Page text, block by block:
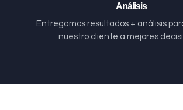
Análisis
Entregamos resultados + análisis
nuestro cliente a mejores